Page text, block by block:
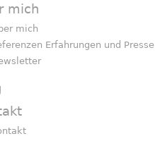
mich
mich
Erfahrungen und Presse